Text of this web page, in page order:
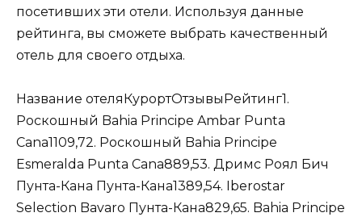
посетивших эти отели. Используя данные
рейтинга, вы сможете выбрать качественный
отель для своего отдыха.
Название отеляКурортОтзывыРейтинг1.
Роскошный Bahia Principe Ambar Punta
Cana1109,72. Роскошный Bahia Principe
Esmeralda Punta Cana889,53. Дримс Роял Бич
Пунта-Кана Пунта-Кана1389,54. Iberostar
Selection Bavaro Пунта-Кана829,65. Bahia Principe